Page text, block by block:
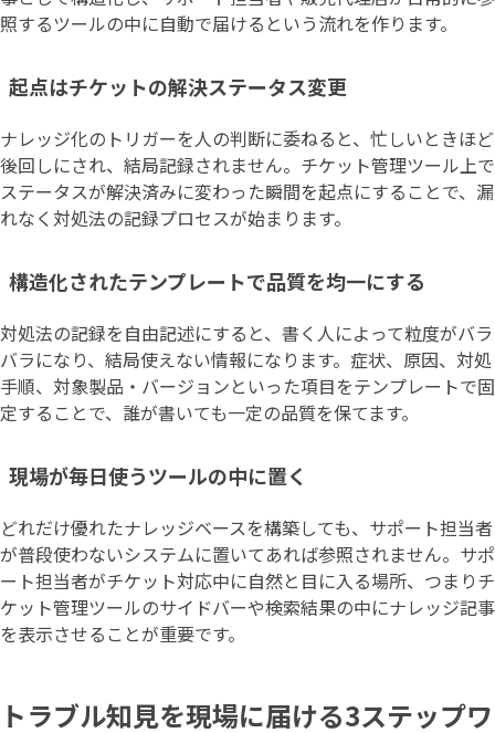
照するツールの中に自動で届けるという流れを作ります。
起点はチケットの解決ステータス変更
ナレッジ化のトリガーを人の判断に委ねると、忙しいときほど
後回しにされ、結局記録されません。チケット管理ツール上で
ステータスが解決済みに変わった瞬間を起点にすることで、漏
れなく対処法の記録プロセスが始まります。
構造化されたテンプレートで品質を均一にする
対処法の記録を自由記述にすると、書く人によって粒度がバラ
バラになり、結局使えない情報になります。症状、原因、対処
手順、対象製品・バージョンといった項目をテンプレートで固
定することで、誰が書いても一定の品質を保てます。
現場が毎日使うツールの中に置く
どれだけ優れたナレッジベースを構築しても、サポート担当者
が普段使わないシステムに置いてあれば参照されません。サポ
ート担当者がチケット対応中に自然と目に入る場所、つまりチ
ケット管理ツールのサイドバーや検索結果の中にナレッジ記事
を表示させることが重要です。
トラブル知見を現場に届ける3ステップワ